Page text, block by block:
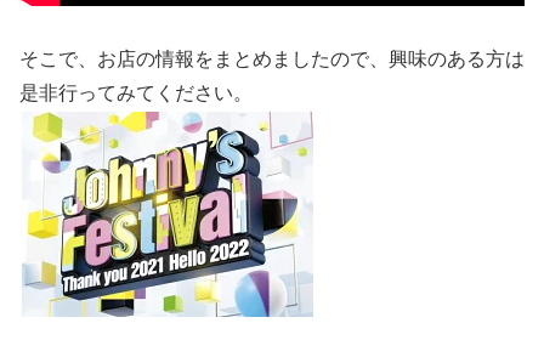
そこで、お店の情報をまとめましたので、興味のある方は
是非行ってみてください。